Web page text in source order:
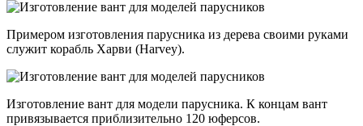
Примером изготовления парусника из дерева своими руками
служит корабль Харви (Harvey).
Изготовление вант для модели парусника. К концам вант
привязывается приблизительно 120 юферсов.